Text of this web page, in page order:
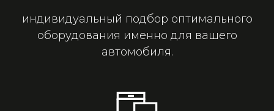
индивидуальный подбор оптимального
оборудования именно для вашего
автомобиля.